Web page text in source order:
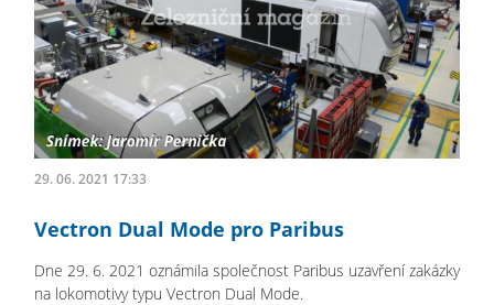
29. 06. 2021 17:33
Vectron Dual Mode pro Paribus
Dne 29. 6. 2021 oznámila společnost Paribus uzavření zakázky
na lokomotivy typu Vectron Dual Mode.